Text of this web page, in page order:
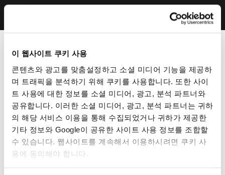
이 웹사이트 쿠키 사용
콘텐츠와 광고를 맞춤설정하고 소셜 미디어 기능을 제공하
며 트래픽을 분석하기 위해 쿠키를 사용합니다. 또한 사이
트 사용에 대한 정보를 소셜 미디어, 광고, 분석 파트너와
공유합니다. 이러한 소셜 미디어, 광고, 분석 파트너는 귀하
의 해당 서비스 이용을 통해 수집되었거나 귀하가 제공한
기타 정보와 Google이 공유한 사이트 사용 정보를 조합할
수 있습니다. 웹사이트를 계속해서 이용하시려면 쿠키 사
용에 동의해야 합니다.